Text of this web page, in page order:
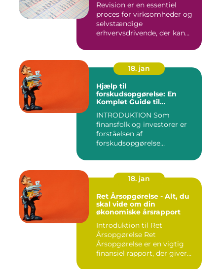
Revision er en essentiel
proces for virksomheder og
selvstændige
erhvervsdrivende, der kan
18. jan
Hjælp til
forskudsopgørelse: En
Komplet Guide til
INTRODUKTION Som
finansfolk og investorer er
forståelsen af
forskudsopgørelse
18. jan
Ret Årsopgørelse - Alt, du
skal vide om din
økonomiske årsrapport
Introduktion til Ret
Årsopgørelse Ret
Årsopgørelse er en vigtig
finansiel rapport, der giver